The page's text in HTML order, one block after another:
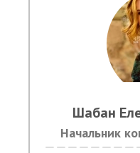
Шабан
Начальник